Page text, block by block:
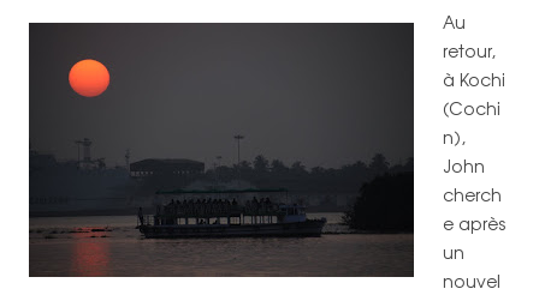
Au
retour,
à Kochi
(Cochi
n),
John
cherch
e après
un
nouvel